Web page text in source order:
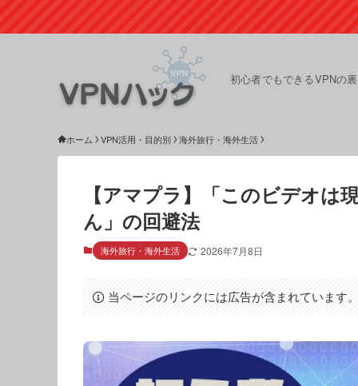
初心者でもできるVPNの
ホーム VPN活用・目的別 海外旅行・海外生活
【アマプラ】「このビデオは
ん」の回避法
海外旅行・海外生活 2026年7月8日
当ページのリンクには広告が含まれています